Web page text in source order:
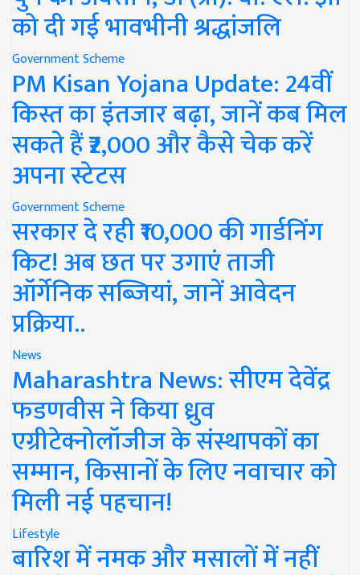
को दी गई भावभीनी श्रद्धांजलि
Government Scheme
PM Kisan Yojana Update: 24वीं
किस्त का इंतजार बढ़ा, जानें कब मिल
सकते हैं ₹2,000 और कैसे चेक करें
अपना स्टेटस
Government Scheme
सरकार दे रही ₹10,000 की गार्डनिंग
किट! अब छत पर उगाएं ताजी
ऑर्गेनिक सब्जियां, जानें आवेदन
प्रक्रिया..
News
Maharashtra News: सीएम देवेंद्र
फडणवीस ने किया ध्रुव
एग्रीटेक्नोलॉजीज के संस्थापकों का
सम्मान, किसानों के लिए नवाचार को
मिली नई पहचान!
Lifestyle
बारिश में नमक और मसालों में नहीं